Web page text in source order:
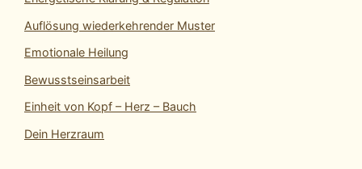
Auflösung wiederkehrender Muster
Emotionale Heilung
Bewusstseinsarbeit
Einheit von Kopf – Herz – Bauch
Dein Herzraum